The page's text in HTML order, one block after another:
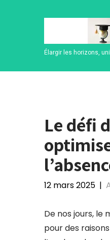
Élargir les horizons,
Le défi
12 mars 2025 |
De nos jours, le
pour des